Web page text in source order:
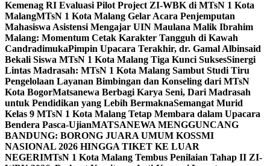
Kemenag RI Evaluasi Pilot Project ZI-WBK di MTsN 1 Kota
MalangMTsN 1 Kota Malang Gelar Acara Penjemputan
Mahasiswa Asistensi Mengajar UIN Maulana Malik Ibrahim
Malang: Momentum Cetak Karakter Tangguh di Kawah
CandradimukaPimpin Upacara Terakhir, dr. Gamal Albinsaid
Bekali Siswa MTsN 1 Kota Malang Tiga Kunci SuksesSinergi
Lintas Madrasah: MTsN 1 Kota Malang Sambut Studi Tiru
Pengelolaan Layanan Bimbingan dan Konseling dari MTsN
Kota BogorMatsanewa Berbagi Karya Seni, Dari Madrasah
untuk Pendidikan yang Lebih BermaknaSemangat Murid
Kelas 9 MTsN 1 Kota Malang Tetap Membara dalam Upacara
Bendera Pasca-UjianMATSANEWA MENGGUNCANG
BANDUNG: BORONG JUARA UMUM KOSSMI
NASIONAL 2026 HINGGA TIKET KE LUAR
NEGERIMTsN 1 Kota Malang Tembus Penilaian Tahap II ZI-